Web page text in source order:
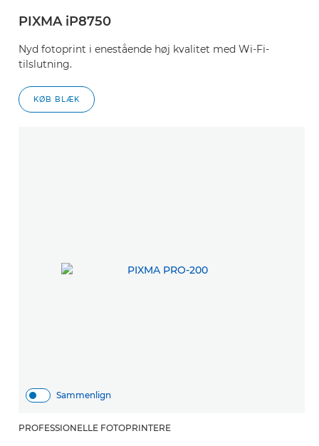
PIXMA iP8750
Nyd fotoprint i enestående høj kvalitet med Wi-Fi-
tilslutning.
KØB BLÆK
Sammenlign
PROFESSIONELLE FOTOPRINTERE